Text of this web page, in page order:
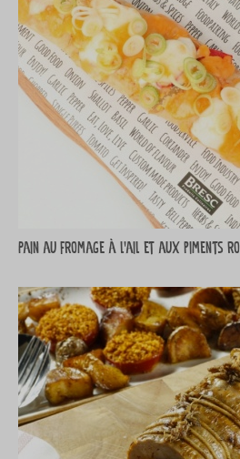
Pain au fromage à l'ail et aux piments